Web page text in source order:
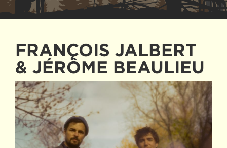
FRANÇOIS JALBERT
& JÉRÔME BEAULIEU